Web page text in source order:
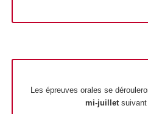
Les épreuves orales se
mi-juilletsuivant